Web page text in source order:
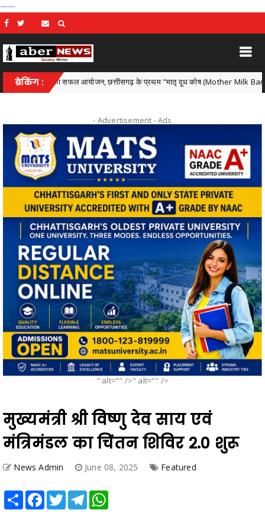
——
ब्रेकिंग :
का सफल आयोजन, छत्तीसगढ़ के प्रथम "मातृ दूध कोष (Mother Milk Bank)" की घोषणा
- Advertisement -Ads
" alt="" />" alt="" />
मुख्यमंत्री श्री विष्णु देव साय एवं
मंत्रिमंडल का चिंतन शिविर 2.0 शुरू
News Admin June 08, 2025 Featured
Share Facebook
TwitterTelegram